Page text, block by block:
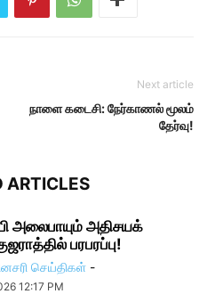
Next article
நாளை கடைசி: நேர்காணல் மூலம்
தேர்வு!
ARTICLES
அலைபாயும் அதிசயக்
பரபரப்பு!
செய்திகள் -
12:17 PM